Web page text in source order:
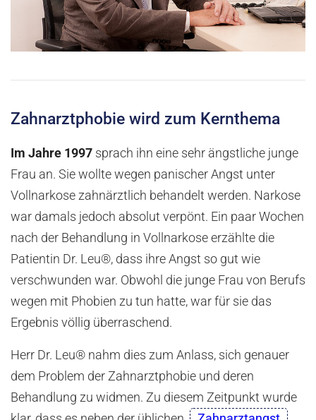
Zahnarztphobie wird zum Kernthema
Im Jahre 1997 sprach ihn eine sehr ängstliche junge
Frau an. Sie wollte wegen panischer Angst unter
Vollnarkose zahnärztlich behandelt werden. Narkose
war damals jedoch absolut verpönt. Ein paar Wochen
nach der Behandlung in Vollnarkose erzählte die
Patientin Dr. Leu®, dass ihre Angst so gut wie
verschwunden war. Obwohl die junge Frau von Berufs
wegen mit Phobien zu tun hatte, war für sie das
Ergebnis völlig überraschend.
Herr Dr. Leu® nahm dies zum Anlass, sich genauer
dem Problem der Zahnarztphobie und deren
Behandlung zu widmen. Zu diesem Zeitpunkt wurde